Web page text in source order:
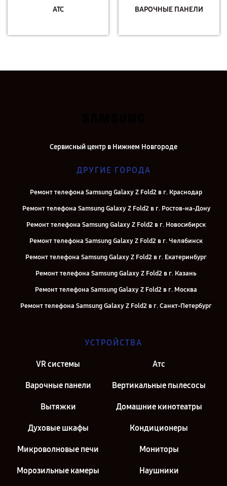
АТС ВАРОЧНЫЕ ПАНЕЛИ
Сервисный центр в Нижнем Новгороде
ДРУГИЕ ГОРОДА
Ремонт телефона Samsung Galaxy Z Fold2 в г. Краснодар
Ремонт телефона Samsung Galaxy Z Fold2 в г. Ростов-на-Дону
Ремонт телефона Samsung Galaxy Z Fold2 в г. Новосибирск
Ремонт телефона Samsung Galaxy Z Fold2 в г. Челябинск
Ремонт телефона Samsung Galaxy Z Fold2 в г. Екатеринбург
Ремонт телефона Samsung Galaxy Z Fold2 в г. Казань
Ремонт телефона Samsung Galaxy Z Fold2 в г. Москва
Ремонт телефона Samsung Galaxy Z Fold2 в г. Санкт-Петербург
УСТРОЙСТВА
VR системы Атс
Варочные панели Вертикальные пылесосы
Вытяжки Домашние кинотеатры
Духовые шкафы Кондиционеры
Микроволновые печи Мониторы
Морозильные камеры Наушники